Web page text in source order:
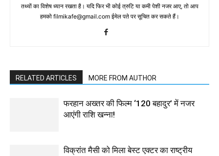
तथ्‍यों का विशेष ध्‍यान रखता है। यदि फिर भी कोई त्रुटि या कमी पेशी नजर आए, तो आप
हमको filmikafe@gmail.com ईमेल पते पर सूचित कर सकते हैं।
RELATED ARTICLES MORE FROM AUTHOR
फरहान अख्तर की फिल्म ‘120 बहादुर’ में नजर
आएंगी राशि खन्ना!
विक्रांत मैसी को मिला बेस्ट एक्टर का राष्ट्रीय